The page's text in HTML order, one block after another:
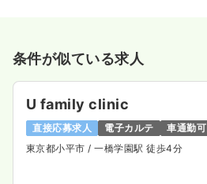
条件が似ている求人
U family clinic
直接応募求人 電子カルテ
車通勤可
東京都小平市 / 一橋学園駅 徒歩4分